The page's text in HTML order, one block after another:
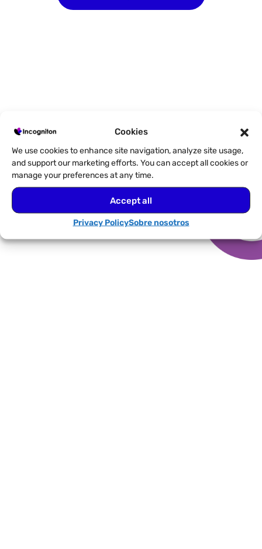
Cookies
We use cookies to enhance site navigation, analyze site usage,
and support our marketing efforts. You can accept all cookies or
manage your preferences at any time.
Accept all
Privacy PolicySobre nosotros
Los principales beneficios para tu
flujo de trabajo